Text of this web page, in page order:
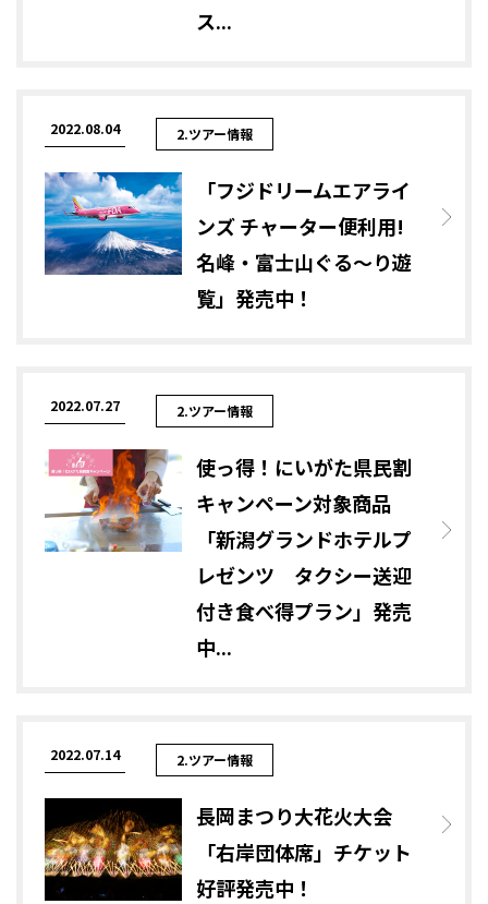
ス...
2022.08.04 2.ツアー情報
「フジドリームエアライ
ンズ チャーター便利用!
名峰・富士山ぐる～り遊
覧」発売中！
2022.07.27 2.ツアー情報
使っ得！にいがた県民割
キャンペーン対象商品
「新潟グランドホテルプ
レゼンツ タクシー送迎
付き食べ得プラン」発売
中...
2022.07.14 2.ツアー情報
長岡まつり大花火大会
「右岸団体席」チケット
好評発売中！